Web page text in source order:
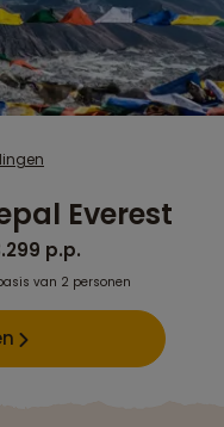
Everest
p.p.
van 2 personen